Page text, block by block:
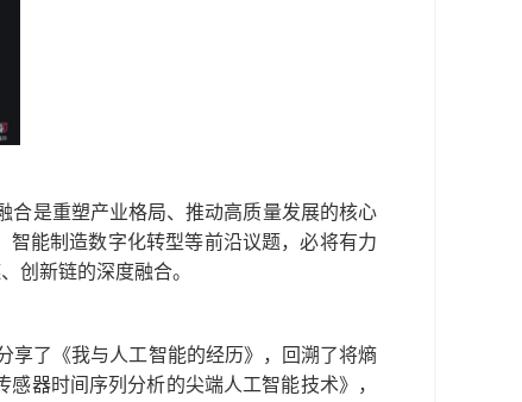
是重塑产业格局、推动高质量发展的核心
能制造数字化转型等前沿议题，必将有力
创新链的深度融合。
了《我与人工智能的经历》，回溯了将熵
器时间序列分析的尖端人工智能技术》，